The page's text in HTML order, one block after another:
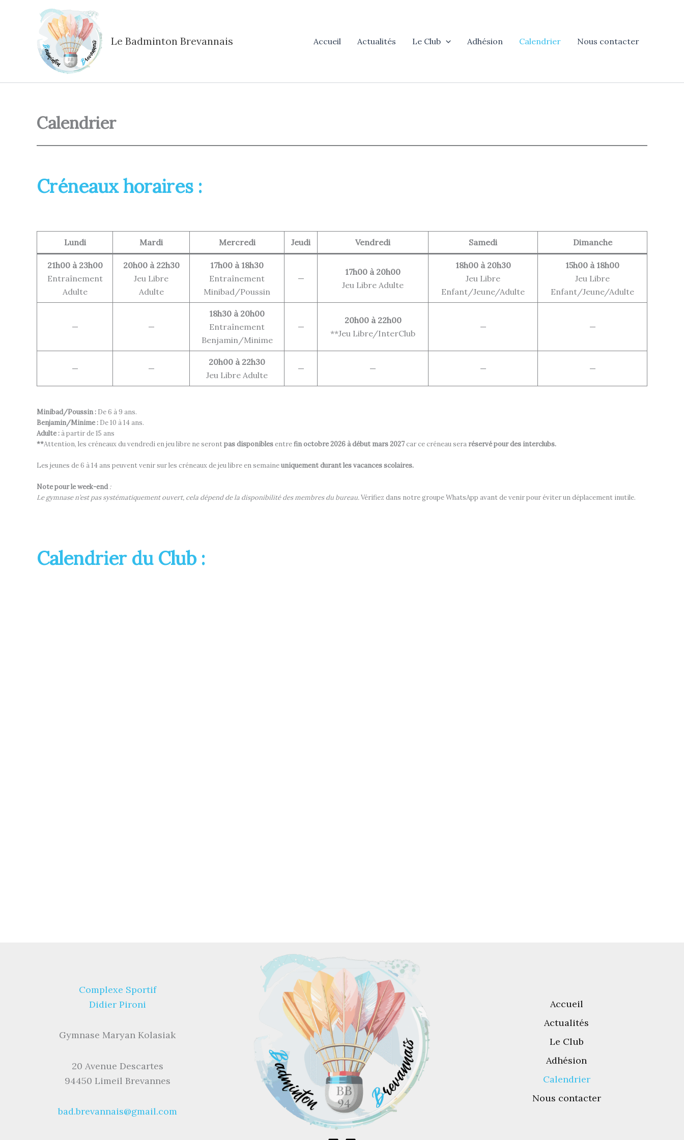
Le Badminton Brevannais Accueil Actualités Le Club Adhésion Calendrier Nous contacter
Calendrier
Créneaux horaires :
Lundi Mardi Mercredi Jeudi Vendredi Samedi Dimanche
21h00 à 23h00
Entraînement
Adulte
20h00 à 22h30
Jeu Libre
Adulte
17h00 à 18h30
Entraînement
Minibad/Poussin
—
17h00 à 20h00
Jeu Libre Adulte
18h00 à 20h30
Jeu Libre
Enfant/Jeune/Adulte
15h00 à 18h00
Jeu Libre
Enfant/Jeune/Adulte
— —
18h30 à 20h00
Entraînement
Benjamin/Minime
—
20h00 à 22h00
**Jeu Libre/InterClub
— —
— —
20h00 à 22h30
Jeu Libre Adulte
— — — —
Minibad/Poussin : De 6 à 9 ans.
Benjamin/Minime : De 10 à 14 ans.
Adulte :à partir de 15 ans
**Attention, les créneaux du vendredi en jeu libre ne serontpas disponiblesentrefin octobre 2026 à début mars 2027car ce créneau sera réservé pour des interclubs.
Les jeunes de 6 à 14 ans peuvent venir sur les créneaux de jeu libre en semaineuniquement durant les vacances scolaires.
Note pour le week-end:
Le gymnase n’est pas systématiquement ouvert, cela dépend de la disponibilité des membres du bureau.Vérifiez dans notre groupe WhatsApp avant de venir pour éviter un déplacement inutile.
Calendrier du Club :
Complexe Sportif
Didier Pironi
Gymnase Maryan Kolasiak
20 Avenue Descartes
94450 Limeil Brevannes
bad.brevannais@gmail.com
Accueil
Actualités
Le Club
Adhésion
Calendrier
Nous contacter